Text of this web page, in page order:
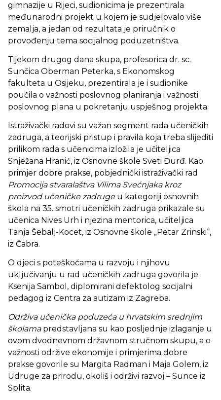
gimnazije u Rijeci, sudionicima je prezentirala
međunarodni projekt u kojem je sudjelovalo više
zemalja, a jedan od rezultata je priručnik o
provođenju tema socijalnog poduzetništva.
Tijekom drugog dana skupa, profesorica dr. sc.
Sunčica Oberman Peterka, s Ekonomskog
fakulteta u Osijeku, prezentirala je i sudionike
poučila o važnosti poslovnog planiranja i važnosti
poslovnog plana u pokretanju uspješnog projekta.
Istraživački radovi su važan segment rada učeničkih
zadruga, a teorijski pristup i pravila koja treba slijediti
prilikom rada s učenicima izložila je učiteljica
Snježana Hranić, iz Osnovne škole Sveti Đurđ. Kao
primjer dobre prakse, pobjednički istraživački rad
Promocija stvaralaštva Vilima Svećnjaka kroz
proizvod učeničke zadrugeu kategoriji osnovnih
škola na 35. smotri učeničkih zadruga prikazale su
učenica Nives Urh i njezina mentorica, učiteljica
Tanja Šebalj-Kocet, iz Osnovne škole „Petar Zrinski“,
iz Čabra.
O djeci s poteškoćama u razvoju i njihovu
uključivanju u rad učeničkih zadruga govorila je
Ksenija Sambol, diplomirani defektolog socijalni
pedagog iz Centra za autizam iz Zagreba.
Održiva učenička poduzeća u hrvatskim srednjim
školama predstavljana su kao posljednje izlaganje u
ovom dvodnevnom državnom stručnom skupu, a o
važnosti održive ekonomije i primjerima dobre
prakse govorile su Margita Radman i Maja Golem, iz
Udruge za prirodu, okoliš i održivi razvoj – Sunce iz
Splita.